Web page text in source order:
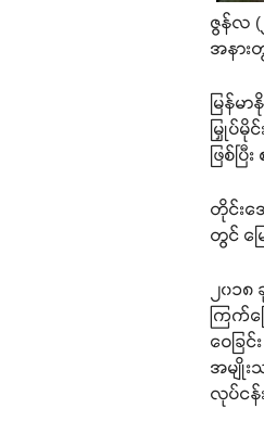
ဇွန်လ (
အနား
မြန်မ
မြှုပ်မို
ဖြစ်ပ
တိုင်းဒ
တွင် မြ
၂၀၁
ကြက်ခ
ဝေခြ
အမျိုး
လုပ်ငန်